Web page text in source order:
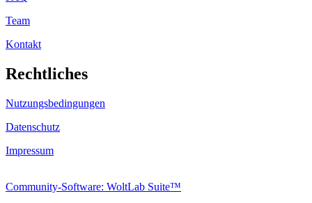
Team
Kontakt
Rechtliches
Nutzungsbedingungen
Datenschutz
Impressum
Community-Software: WoltLab Suite™